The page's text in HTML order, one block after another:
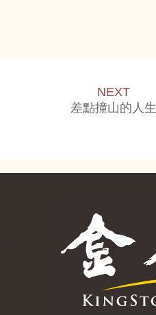
NEXT
差點撞山的人生